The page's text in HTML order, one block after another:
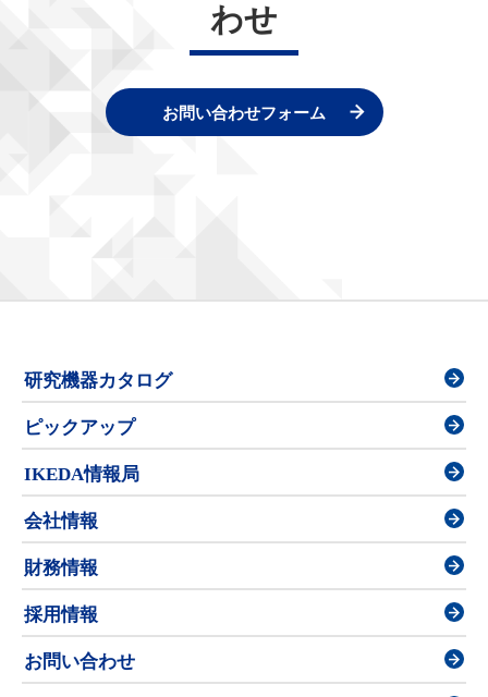
わせ
お問い合わせフォーム
研究機器カタログ
ピックアップ
IKEDA情報局
会社情報
財務情報
採用情報
お問い合わせ